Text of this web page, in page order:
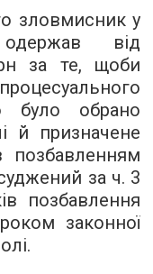
зловмисник у
від
за те, щоби
було обрано
й призначене
позбавленням
за ч. 3
позбавлення
законної